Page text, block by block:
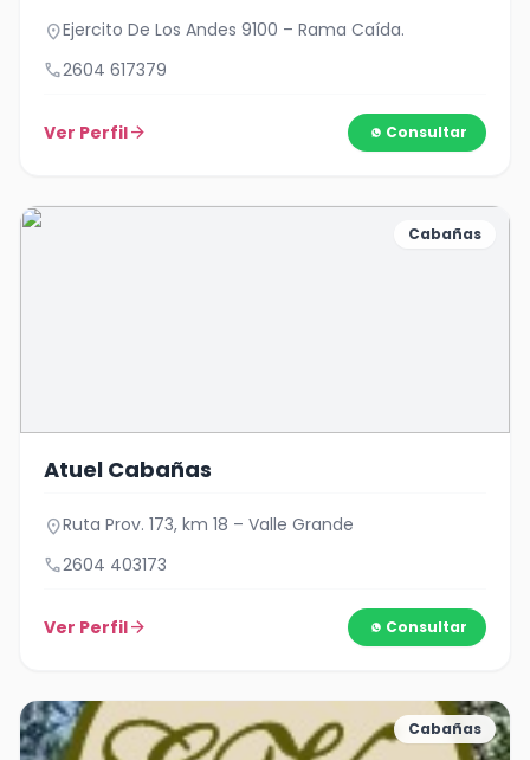
location_onEjercito De Los Andes 9100 – Rama Caída.
call2604 617379
Ver Perfilarrow_forward Consultar
Cabañas
Atuel Cabañas
location_onRuta Prov. 173, km 18 – Valle Grande
call2604 403173
Ver Perfilarrow_forward Consultar
Cabañas